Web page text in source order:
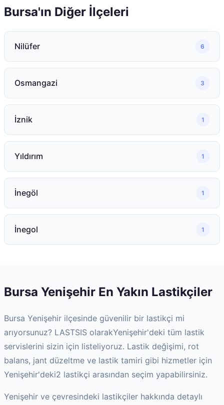
Bursa'ın Diğer İlçeleri
Nilüfer 6
Osmangazi 3
İznik 1
Yıldırım 1
İnegöl 1
İnegol 1
Bursa Yenişehir En Yakın Lastikçiler
Bursa Yenişehir ilçesinde güvenilir bir lastikçi mi
arıyorsunuz? LASTSIS olarakYenişehir'deki tüm lastik
servislerini sizin için listeliyoruz. Lastik değişimi, rot
balans, jant düzeltme ve lastik tamiri gibi hizmetler için
Yenişehir'deki2 lastikçi arasından seçim yapabilirsiniz.
Yenişehir ve çevresindeki lastikçiler hakkında detaylı